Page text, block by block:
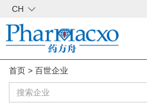
CH
首页 > 百世企业